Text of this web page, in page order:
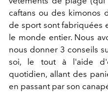
caftans ou des kimonos
de sport sont fabriquées
le monde entier. Nous
nous donner 3 conseils
soi, le tout à l'aide
quotidien, allant des
en passant par son